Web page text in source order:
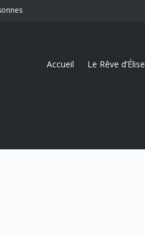
Accueil Le Rêve d’Élise